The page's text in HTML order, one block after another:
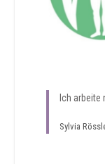
Ich arbeite
Sylvia